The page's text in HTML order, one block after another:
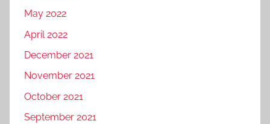
May 2022
April 2022
December 2021
November 2021
October 2021
September 2021